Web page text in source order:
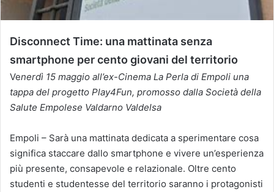
Disconnect Time: una mattinata senza
smartphone per cento giovani del territorio
Venerdì 15 maggio all’ex-Cinema La Perla di Empoli una
tappa del progetto Play4Fun, promosso dalla Società della
Salute Empolese Valdarno Valdelsa
Empoli – Sarà una mattinata dedicata a sperimentare cosa
significa staccare dallo smartphone e vivere un’esperienza
più presente, consapevole e relazionale. Oltre cento
studenti e studentesse del territorio saranno i protagonisti